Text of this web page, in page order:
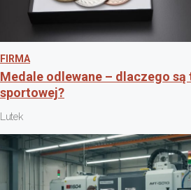
FIRMA
Medale odlewane – dlaczego są
sportowej?
Lutek